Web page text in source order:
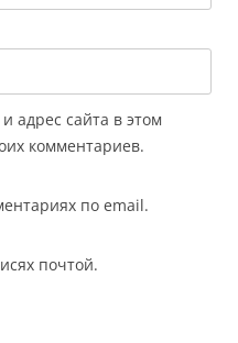
адрес сайта в этом
комментариев.
по email.
почтой.